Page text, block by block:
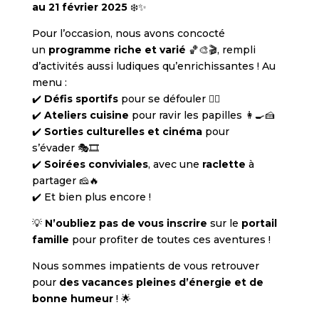
au 21 février 2025❄️✨
Pour l’occasion, nous avons concocté
un programme riche et varié 🏀🎨🎬, rempli
d’activités aussi ludiques qu’enrichissantes ! Au
menu :
✔️ Défis sportifspour se défouler 🏃‍♂️
✔️ Ateliers cuisine pour ravir les papilles 👩‍🍳🍰
✔️ Sorties culturelles et cinémapour
s’évader 🎭🎞️
✔️ Soirées conviviales, avec une raclette à
partager 🧀🔥
✔️ Et bien plus encore !
💡 N’oubliez pas de vous inscrire sur le portail
famille pour profiter de toutes ces aventures !
Nous sommes impatients de vous retrouver
pour des vacances pleines d’énergie et de
bonne humeur! 🌟